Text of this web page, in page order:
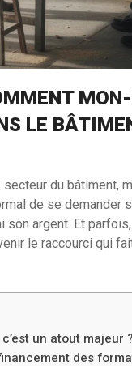
LE
du bâtiment,
de se demander
argent. Et
le raccourci qui
un atout majeur ?
des